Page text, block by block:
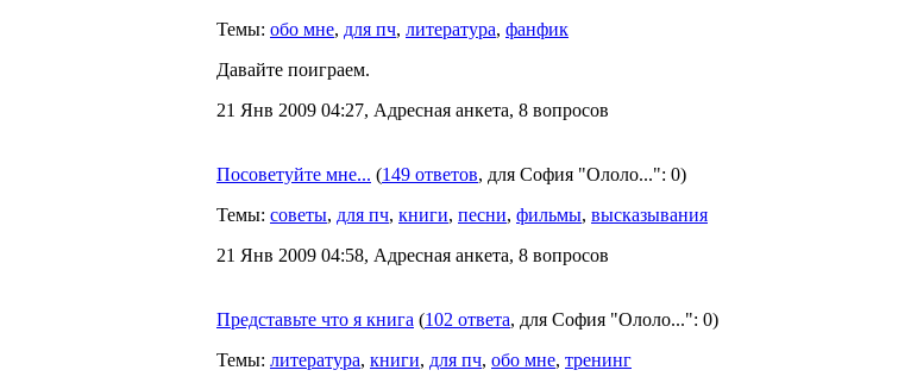
Темы: обо мне, для пч, литература, фанфик
Давайте поиграем.
21 Янв 2009 04:27, Адресная анкета, 8 вопросов
Посоветуйте мне... (149 ответов, для София "Ололо...": 0)
Темы: советы, для пч, книги, песни, фильмы, высказывания
21 Янв 2009 04:58, Адресная анкета, 8 вопросов
Представьте что я книга (102 ответа, для София "Ололо...": 0)
Темы: литература, книги, для пч, обо мне, тренинг